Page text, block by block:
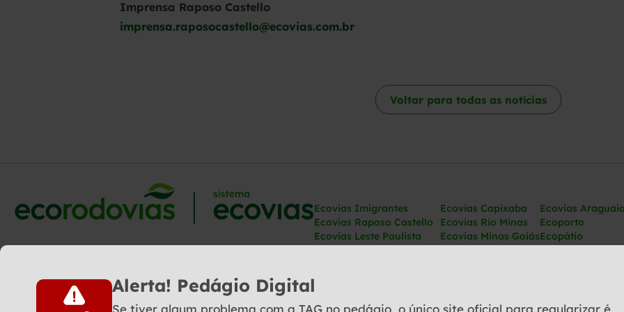
Imprensa Raposo Castello
imprensa.raposocastello@ecovias.com.br
Voltar para todas as notícias
Ecovias Imigrantes
Ecovias Raposo Castello
Ecovias Leste Paulista
Ecovias Capixaba
Ecovias Rio Minas
Ecovias Minas Goiás
Ecovias
Ecoporto
Ecopátio
Alerta! Pedágio Digital
Se tiver algum problema com a TAG no pedágio, o único site oficial para regularizar é